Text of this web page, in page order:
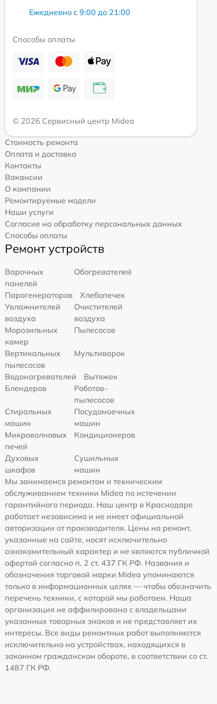
Ежедневно с 9:00 до 21:00
Способы оплаты
© 2026 Сервисный центр Midea
Стоимость ремонта
Оплата и доставка
Контакты
Вакансии
О компании
Ремонтируемые модели
Наши услуги
Согласие на обработку персональных данных
Способы оплаты
Ремонт устройств
Варочных
панелей
Обогревателей
Парогенераторов
Хлебопечек
Увлажнителей
воздуха
Очистителей
воздуха
Морозильных
камер
Пылесосов
Вертикальных
пылесосов
Мультиварок
Водонагревателей
Вытяжек
Блендеров
Роботов-
пылесосов
Стиральных
машин
Посудомоечных
машин
Микроволновых
печей
Кондиционеров
Духовых
шкафов
Сушильных
машин
Мы занимаемся ремонтом и техническим
обслуживанием техники Midea по истечении
гарантийного периода. Наш центр в Краснодаре
работает независимо и не имеет официальной
авторизации от производителя. Цены на ремонт,
указанные на сайте, носят исключительно
ознакомительный характер и не являются публичной
офертой согласно п. 2 ст. 437 ГК РФ. Названия и
обозначения торговой марки Midea упоминаются
только в информационных целях — чтобы обозначить
перечень техники, с которой мы работаем. Наша
организация не аффилирована с владельцами
указанных товарных знаков и не представляет их
интересы. Все виды ремонтных работ выполняются
исключительно на устройствах, находящихся в
законном гражданском обороте, в соответствии со ст.
1487 ГК РФ.